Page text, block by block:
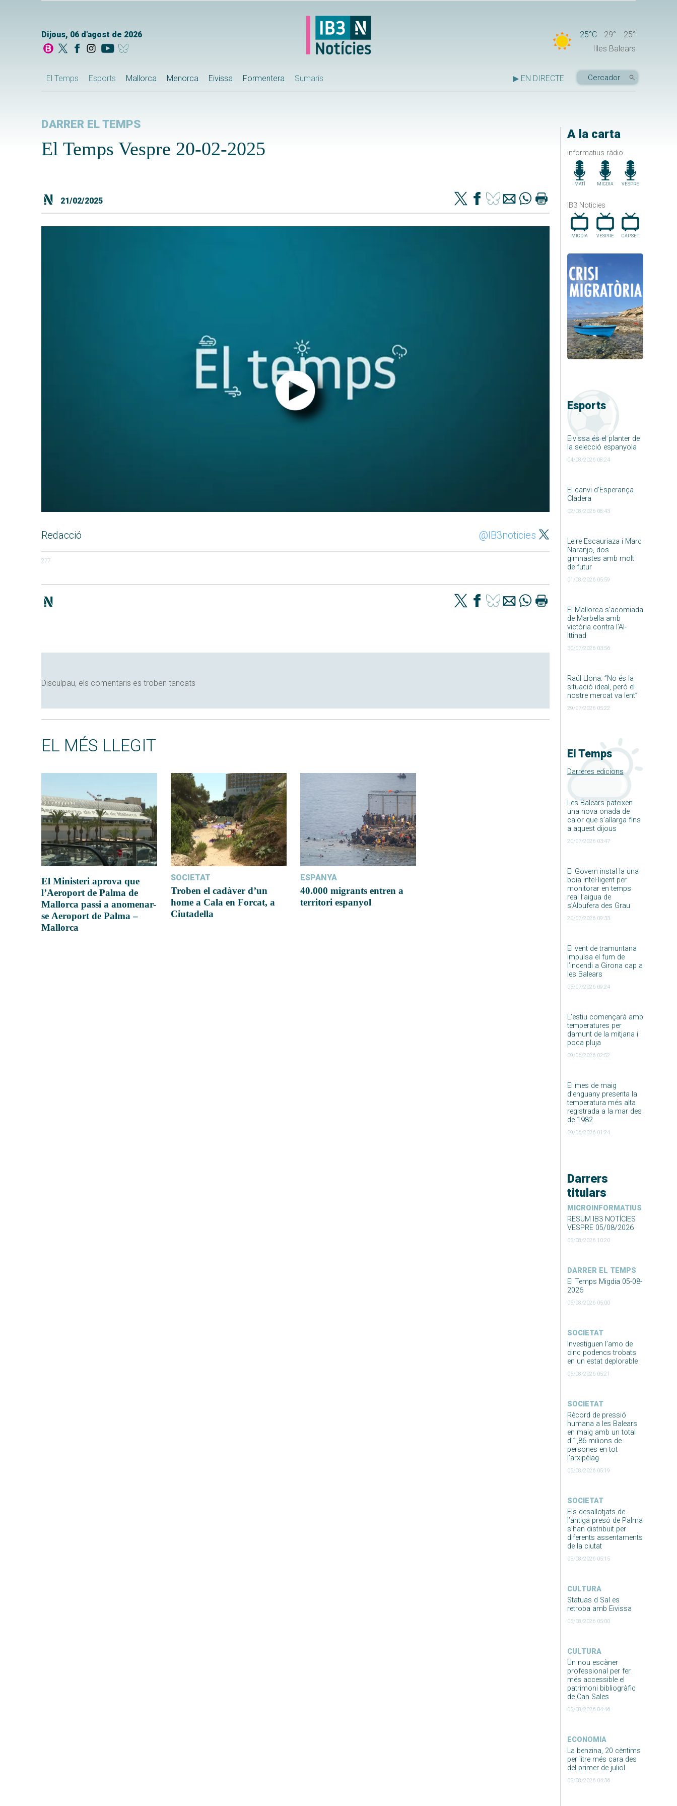
Dijous, 06 d'agost de 2026 25°C 29°
25°
Illes Balears
El Temps Esports Mallorca Menorca Eivissa Formentera Sumaris ▶ EN DIRECTE
A la carta
informatius ràdio
MATÍ MIGDIA VESPRE
IB3 Noticies
MIGDIA VESPRE CAP.SET
Esports
Eivissa és el planter de
la selecció espanyola
04/08/2026 08:24
El canvi d’Esperança
Cladera
02/08/2026 08:43
Leire Escauriaza i Marc
Naranjo, dos
gimnastes amb molt
de futur
01/08/2026 05:59
El Mallorca s’acomiada
de Marbella amb
victòria contra l’Al-
Ittihad
30/07/2026 03:56
Raúl Llona: ”No és la
situació ideal, però el
nostre mercat va lent”
29/07/2026 05:22
El Temps
Darreres edicions
Les Balears pateixen
una nova onada de
calor que s’allarga fins
a aquest dijous
20/07/2026 03:47
El Govern instal·la una
boia intel·ligent per
monitorar en temps
real l’aigua de
s’Albufera des Grau
20/07/2026 09:33
El vent de tramuntana
impulsa el fum de
l’incendi a Girona cap a
les Balears
03/07/2026 09:24
L’estiu començarà amb
temperatures per
damunt de la mitjana i
poca pluja
09/06/2026 02:52
El mes de maig
d’enguany presenta la
temperatura més alta
registrada a la mar des
de 1982
09/06/2026 01:24
Darrers
titulars
MICROINFORMATIUS
RESUM IB3 NOTÍCIES
VESPRE 05/08/2026
05/08/2026 10:20
DARRER EL TEMPS
El Temps Migdia 05-08-
2026
05/08/2026 05:00
SOCIETAT
Investiguen l’amo de
cinc podencs trobats
en un estat deplorable
05/08/2026 05:21
SOCIETAT
Rècord de pressió
humana a les Balears
en maig amb un total
d’1,86 milions de
persones en tot
l’arxipèlag
05/08/2026 05:19
SOCIETAT
Els desallotjats de
l’antiga presó de Palma
s’han distribuit per
diferents assentaments
de la ciutat
05/08/2026 05:15
CULTURA
Statuas d Sal es
retroba amb Eivissa
05/08/2026 05:00
CULTURA
Un nou escàner
professional per fer
més accessible el
patrimoni bibliogràfic
de Can Sales
05/08/2026 04:46
ECONOMIA
La benzina, 20 cèntims
per litre més cara des
del primer de juliol
05/08/2026 04:36
DARRER EL TEMPS
El Temps Vespre 20-02-2025
21/02/2025
Redacció @IB3noticies
277
Disculpau, els comentaris es troben tancats
EL MÉS LLEGIT
El Ministeri aprova que
l’Aeroport de Palma de
Mallorca passi a anomenar-
se Aeroport de Palma –
Mallorca
SOCIETAT
Troben el cadàver d’un
home a Cala en Forcat, a
Ciutadella
ESPANYA
40.000 migrants entren a
territori espanyol